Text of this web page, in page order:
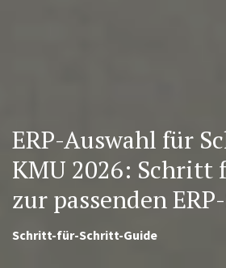
ERP-Auswahl für
KMU 2026: Schritt
zur passenden
Schritt-für-Schritt-Guide